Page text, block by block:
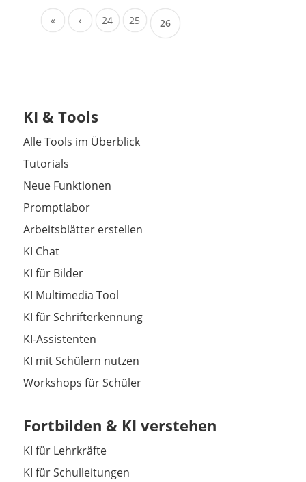
« ‹ 24 25 26
KI & Tools
Alle Tools im Überblick
Tutorials
Neue Funktionen
Promptlabor
Arbeitsblätter erstellen
KI Chat
KI für Bilder
KI Multimedia Tool
KI für Schrifterkennung
KI-Assistenten
KI mit Schülern nutzen
Workshops für Schüler
Fortbilden & KI verstehen
KI für Lehrkräfte
KI für Schulleitungen